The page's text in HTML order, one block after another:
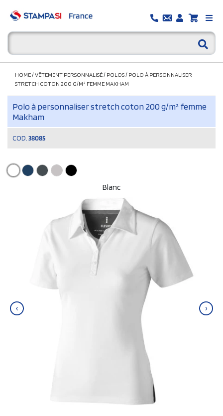
HOME/VÊTEMENT PERSONNALISÉ/ POLOS/ POLO À PERSONNALISER
STRETCH COTON 200 G/M² FEMME MAKHAM
Polo à personnaliser stretch coton 200 g/m² femme
Makham
COD. 38085
Blanc
‹ ›